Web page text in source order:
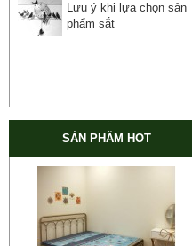
Lưu ý khi lựa chọn sản
phẩm sắt
SẢN PHẨM HOT